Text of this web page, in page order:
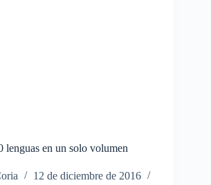
lenguas en un solo volumen
12 de diciembre de 2016